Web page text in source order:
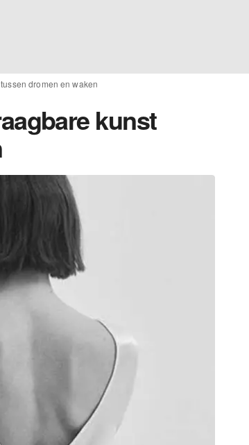
dromen en waken
kunst